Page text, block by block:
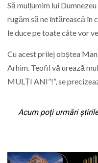
Să mulțumim lui
rugăm să ne întărească în
le duce pe toate câte vor
Cu acest prilej obștea
Arhim. Teofil vă urează
MULȚI ANI”!”, se
Acum poți urmări